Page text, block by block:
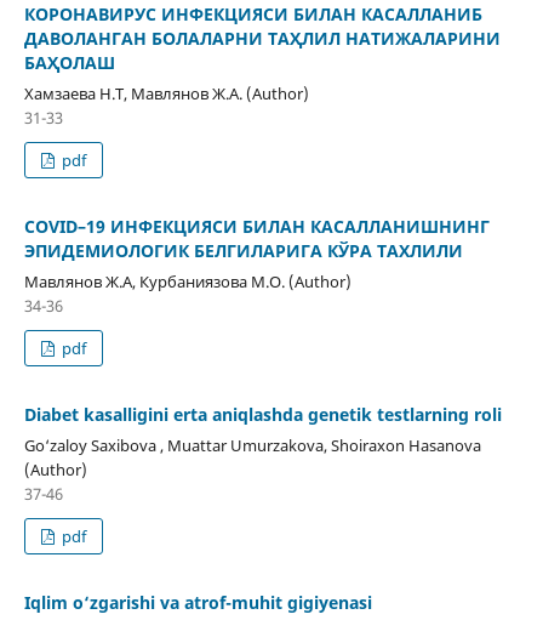
КОРОНАВИРУС ИНФЕКЦИЯСИ БИЛАН КАСАЛЛАНИБ
ДАВОЛАНГАН БОЛАЛАРНИ ТАҲЛИЛ НАТИЖАЛАРИНИ
БАҲОЛАШ
Хамзаева Н.Т, Мавлянов Ж.А. (Author)
31-33
pdf
COVID–19 ИНФЕКЦИЯСИ БИЛАН КАСАЛЛАНИШНИНГ
ЭПИДЕМИОЛОГИК БЕЛГИЛАРИГА КЎРА ТАХЛИЛИ
Мавлянов Ж.А, Курбаниязова М.O. (Author)
34-36
pdf
Diabet kasalligini erta aniqlashda genetik testlarning roli
Go‘zaloy Saxibova , Muattar Umurzakova, Shoiraxon Hasanova
(Author)
37-46
pdf
Iqlim o‘zgarishi va atrof-muhit gigiyenasi